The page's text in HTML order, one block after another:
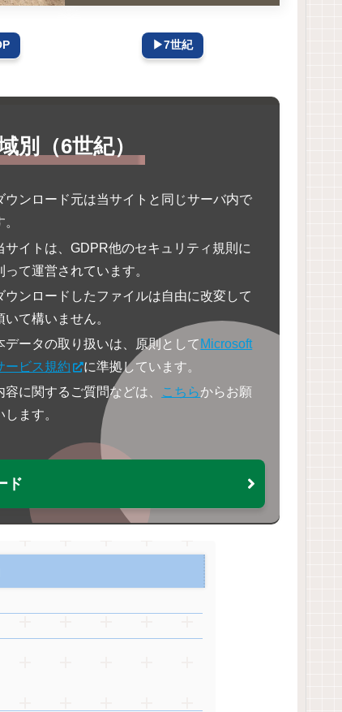
▶7世紀
（6世紀）
ウンロード元は当サイトと同じサーバ内で
。
サイトは、GDPR他のセキュリティ規則に
って運営されています。
ウンロードしたファイルは自由に改変して
いて構いません。
データの取り扱いは、原則として Microsoft
ービス規約
に準拠しています。
容に関するご質問などは、
こちらからお願
します。
ド